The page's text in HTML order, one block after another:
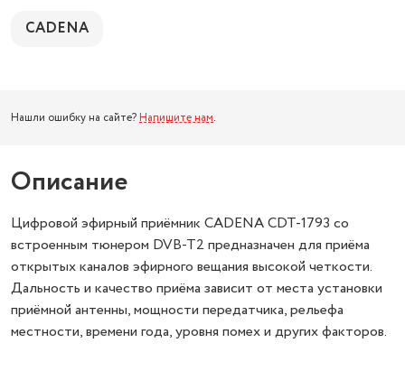
CADENA
Нашли ошибку на сайте? Напишите нам.
Описание
Цифровой эфирный приёмник CADENA CDT-1793 со
встроенным тюнером DVB-T2 предназначен для приёма
открытых каналов эфирного вещания высокой четкости.
Дальность и качество приёма зависит от места установки
приёмной антенны, мощности передатчика, рельефа
местности, времени года, уровня помех и других факторов.